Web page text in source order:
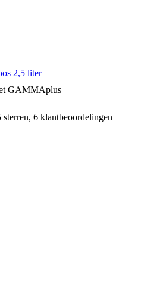
2,5 liter
GAMMAplus
6 klantbeoordelingen